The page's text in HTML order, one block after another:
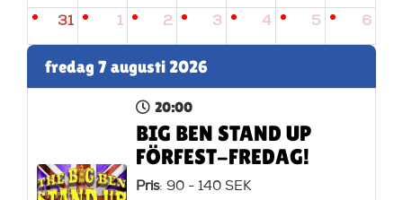
31 1 2 3 4 5 6
fredag 7 augusti 2026
20:00
BIG BEN STAND UP
FÖRFEST-FREDAG!
Pris: 90 - 140 SEK